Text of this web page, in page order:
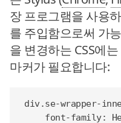
장 프로그램을 사용
를 주입함으로써 가
을 변경하는 CSS에
마커가 필요합니다:
div .se-wrapper-
font-family: